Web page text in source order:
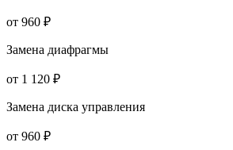
от 960 ₽
Замена диафрагмы
от 1 120 ₽
Замена диска управления
от 960 ₽